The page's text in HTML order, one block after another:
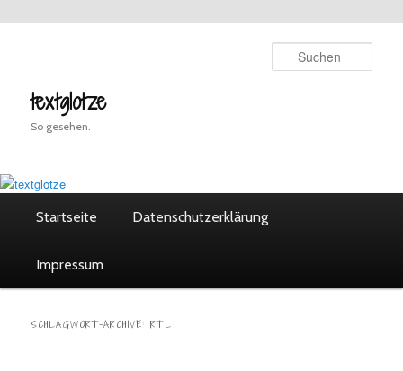
wechselntextglotze
So gesehen.
Startseite
Datenschutzerklärung
Impressum
SCHLAGWORT-ARCHIVE:RTL